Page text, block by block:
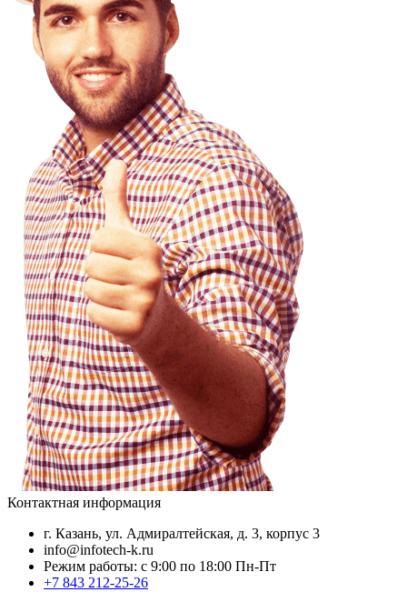
Контактная информация
г. Казань, ул. Адмиралтейская, д. 3, корпус 3
info@infotech-k.ru
Режим работы: с 9:00 по 18:00 Пн-Пт
+7 843 212-25-26